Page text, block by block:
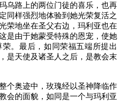
乌路上的两位门徒的喜乐，也再
同样强烈地体验到她光荣复活之
荣地坐在圣父右边，玛利亚也在
是由于她蒙受特殊的恩宠，使她
。最后，如同荣福五端所提出
是天使及诸圣人之后，是教会末
个奥迹中，玫瑰经以圣神降临作
会的面貌，如同是一个与玛利亚